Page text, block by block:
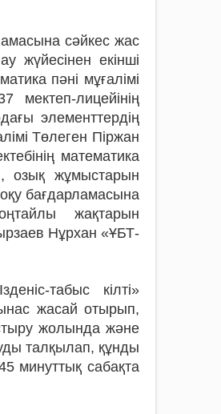
сәйкес жас
жүйесінен екінші
пәні мұғалімі
лицейінің
элементтердің
Төлеген Піржан
математика
озық жұмыстарын
бағдарламасына
жақтарын
Нұрхан «ҰБТ-
табыс кілті»
жасай отырып,
жолында және
талқылап, құнды
минуттық сабақта